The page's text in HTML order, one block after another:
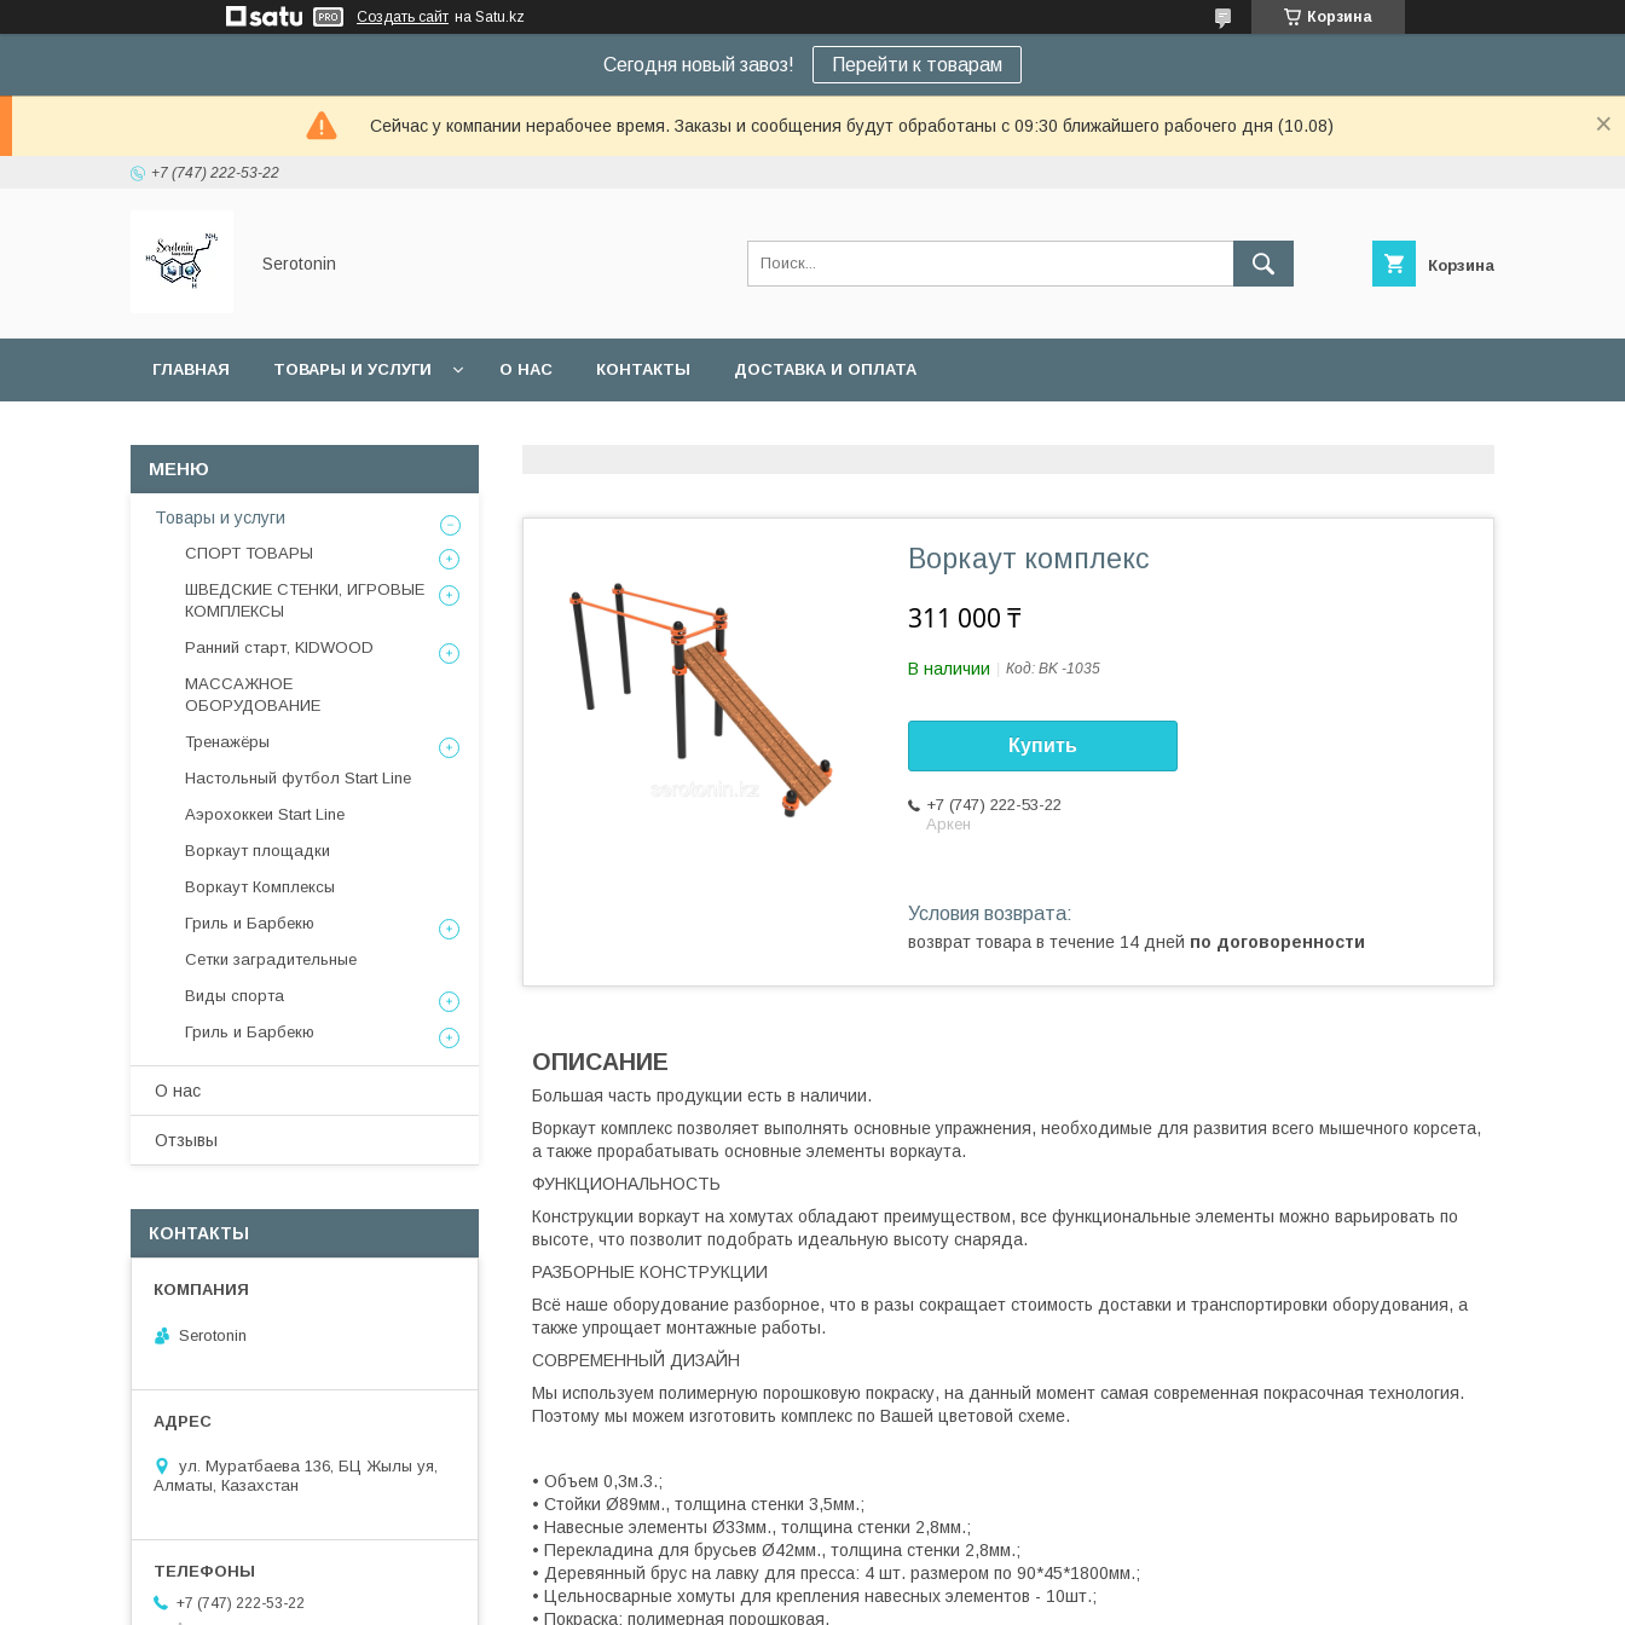
Создать сайт на Satu.kz Корзина
Сегодня новый завоз! Перейти к товарам
Сейчас у компании нерабочее время. Заказы и сообщения будут обработаны с 09:30 ближайшего рабочего дня (10.08)
+7 (747) 222-53-22
Serotonin Корзина
ГЛАВНАЯ ТОВАРЫ И УСЛУГИ О НАС КОНТАКТЫ ДОСТАВКА И ОПЛАТА
Воркаут комплекс
311 000 ₸
В наличии Код: BK -1035
Купить
+7 (747) 222-53-22
Аркен
возврат товара в течение 14 дней по договоренности
ОПИСАНИЕ
Большая часть продукции есть в наличии.
Воркаут комплекс позволяет выполнять основные упражнения, необходимые для развития всего мышечного корсета,
а также прорабатывать основные элементы воркаута.
ФУНКЦИОНАЛЬНОСТЬ
Конструкции воркаут на хомутах обладают преимуществом, все функциональные элементы можно варьировать по
высоте, что позволит подобрать идеальную высоту снаряда.
РАЗБОРНЫЕ КОНСТРУКЦИИ
Всё наше оборудование разборное, что в разы сокращает стоимость доставки и транспортировки оборудования, а
также упрощает монтажные работы.
СОВРЕМЕННЫЙ ДИЗАЙН
Мы используем полимерную порошковую покраску, на данный момент самая современная покрасочная технология.
Поэтому мы можем изготовить комплекс по Вашей цветовой схеме.
• Объем 0,3м.3.;
• Стойки Ø89мм., толщина стенки 3,5мм.;
• Навесные элементы Ø33мм., толщина стенки 2,8мм.;
• Перекладина для брусьев Ø42мм., толщина стенки 2,8мм.;
• Деревянный брус на лавку для пресса: 4 шт. размером по 90*45*1800мм.;
• Цельносварные хомуты для крепления навесных элементов - 10шт.;
• Покраска: полимерная порошковая.
Товары и услуги
СПОРТ ТОВАРЫ
ШВЕДСКИЕ СТЕНКИ, ИГРОВЫЕ
КОМПЛЕКСЫ
Ранний старт, KIDWOOD
МАССАЖНОЕ
ОБОРУДОВАНИЕ
Тренажёры
Настольный футбол Start Line
Аэрохоккеи Start Line
Воркаут площадки
Воркаут Комплексы
Гриль и Барбекю
Сетки заградительные
Виды спорта
Гриль и Барбекю
О нас
Отзывы
КОНТАКТЫ
Serotonin
ул. Муратбаева 136, БЦ Жылы уя,
Алматы, Казахстан
+7 (747) 222-53-22